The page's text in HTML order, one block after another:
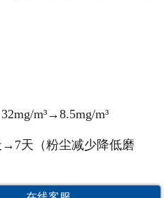
m³→8.5mg/m³
天（粉尘减少降低磨